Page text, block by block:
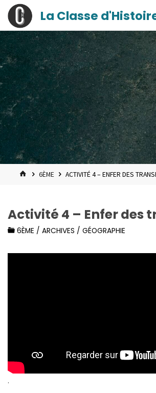
Skip
content
principal
La Classe
HOME6ÈME ACTIVITÉ 4 – ENFER DES
Activité 4 – Enfer des
6ÈME / ARCHIVES / GÉOGRAPHIE
.